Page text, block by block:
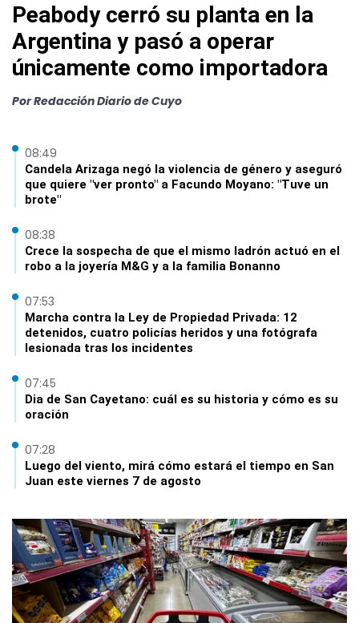
Peabody cerró su planta en la
Argentina y pasó a operar
únicamente como importadora
Por Redacción Diario de Cuyo
08:49
Candela Arizaga negó la violencia de género y aseguró
que quiere "ver pronto" a Facundo Moyano: "Tuve un
brote"
08:38
Crece la sospecha de que el mismo ladrón actuó en el
robo a la joyería M&G y a la familia Bonanno
07:53
Marcha contra la Ley de Propiedad Privada: 12
detenidos, cuatro policías heridos y una fotógrafa
lesionada tras los incidentes
07:45
Dia de San Cayetano: cuál es su historia y cómo es su
oración
07:28
Luego del viento, mirá cómo estará el tiempo en San
Juan este viernes 7 de agosto